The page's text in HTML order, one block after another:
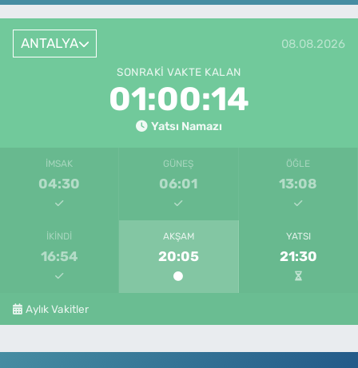
ANTALYA 08.08.2026
SONRAKI VAKTE KALAN
01:00:14
Yatsı Namazı
İMSAK
04:30
GÜNEŞ
06:01
ÖĞLE
13:08
İKINDI
16:54
AKŞAM
20:05
YATSI
21:30
Aylık Vakitler